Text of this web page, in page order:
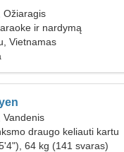
Ožiaragis
ir nardymą
Vietnamas
Vandenis
draugo keliauti kartu
64 kg (141 svaras)